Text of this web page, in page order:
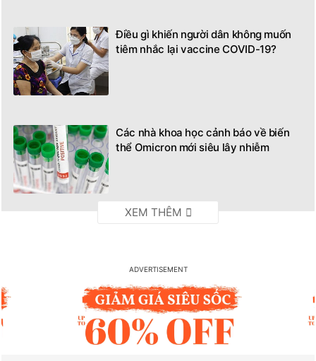
Điều gì khiến người dân không muốn
tiêm nhắc lại vaccine COVID-19?
Các nhà khoa học cảnh báo về biến
thể Omicron mới siêu lây nhiễm